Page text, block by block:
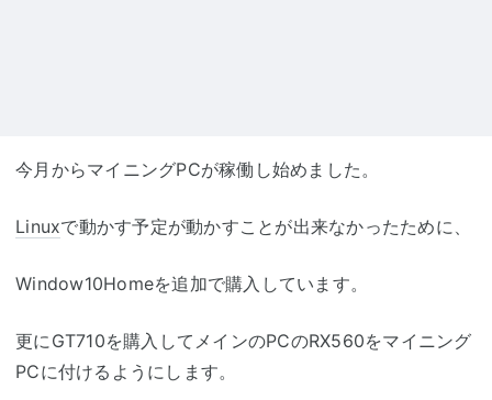
今月からマイニングPCが稼働し始めました。
Linuxで動かす予定が動かすことが出来なかったために、
Window10Homeを追加で購入しています。
更にGT710を購入してメインのPCのRX560をマイニング
PCに付けるようにします。